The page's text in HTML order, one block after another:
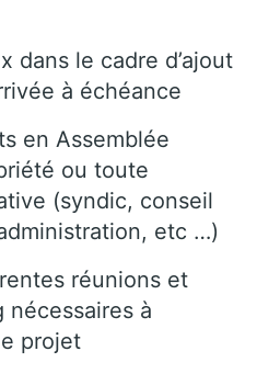
dans le cadre d’ajout
à échéance
en Assemblée
ou toute
(syndic, conseil
etc …)
réunions et
nécessaires à
projet